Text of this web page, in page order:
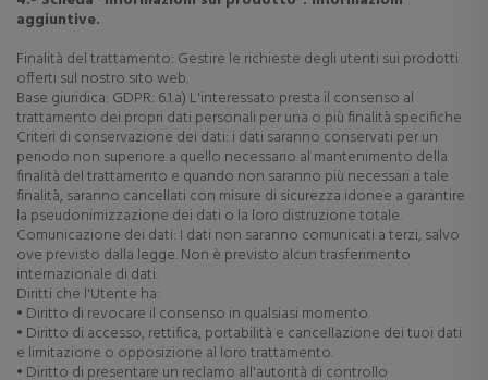
aggiuntive.
Finalità del trattamento: Gestire le richieste degli utenti sui prodotti
offerti sul nostro sito web.
Base giuridica: GDPR: 6.1.a) L'interessato presta il consenso al
trattamento dei propri dati personali per una o più finalità specifiche
Criteri di conservazione dei dati: i dati saranno conservati per un
periodo non superiore a quello necessario al mantenimento della
finalità del trattamento e quando non saranno più necessari a tale
finalità, saranno cancellati con misure di sicurezza idonee a garantire
la pseudonimizzazione dei dati o la loro distruzione totale.
Comunicazione dei dati: I dati non saranno comunicati a terzi, salvo
ove previsto dalla legge. Non è previsto alcun trasferimento
internazionale di dati.
Diritti che l'Utente ha:
• Diritto di revocare il consenso in qualsiasi momento.
• Diritto di accesso, rettifica, portabilità e cancellazione dei tuoi dati
e limitazione o opposizione al loro trattamento.
• Diritto di presentare un reclamo all'autorità di controllo